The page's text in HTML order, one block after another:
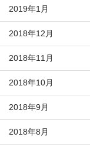
2019年1月
2018年12月
2018年11月
2018年10月
2018年9月
2018年8月